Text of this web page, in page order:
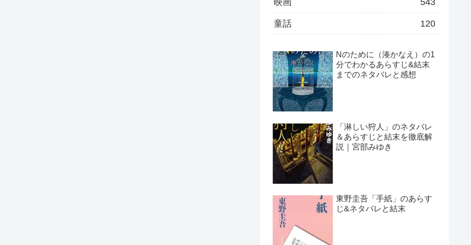
映画 543
童話 120
Nのために（湊かなえ）の1
分でわかるあらすじ&結末
までのネタバレと感想
「淋しい狩人」のネタバレ
＆あらすじと結末を徹底解
説｜宮部みゆき
東野圭吾「手紙」のあらす
じ&ネタバレと結末